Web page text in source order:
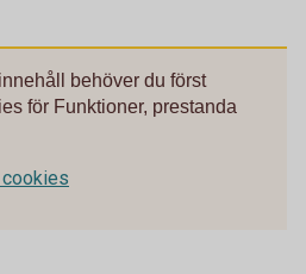
behöver du först
för Funktioner, prestanda